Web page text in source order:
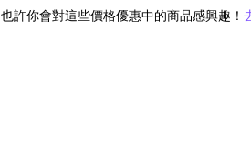
也許你會對這些價格優惠中的商品感興趣！